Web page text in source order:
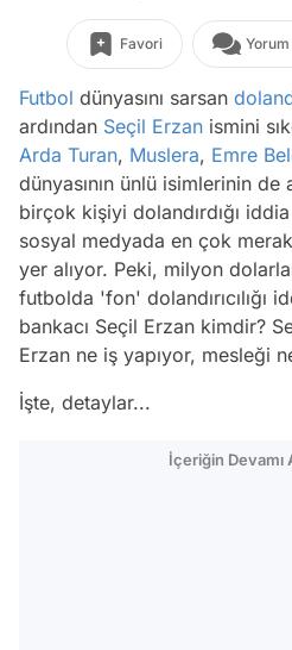
Favori Yorum
Futbol dünyasını sarsan
ardından Seçil Erzan ismini
Arda Turan, Muslera, Emre
dünyasının ünlü isimlerinin de
birçok kişiyi dolandırdığı
sosyal medyada en çok
yer alıyor. Peki, milyon
futbolda 'fon' dolandırıcılığı
bankacı Seçil Erzan kimdir?
Erzan ne iş yapıyor, mesleği
İşte, detaylar...
İçeriğin Devamı